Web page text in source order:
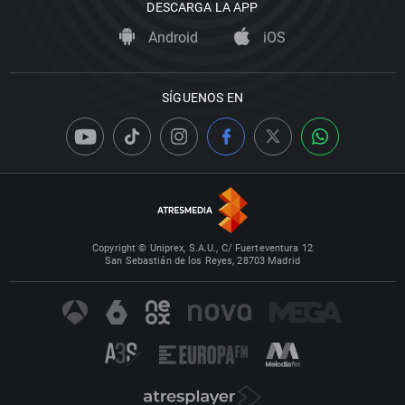
DESCARGA LA APP
Android iOS
SÍGUENOS EN
Copyright © Uniprex, S.A.U., C/ Fuerteventura 12
San Sebastián de los Reyes, 28703 Madrid